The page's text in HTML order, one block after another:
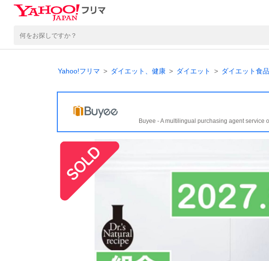
Yahoo!フリマ ダイエット、健康 ダイエット ダイエット食品
Buyee - A multilingual purchasing agent service